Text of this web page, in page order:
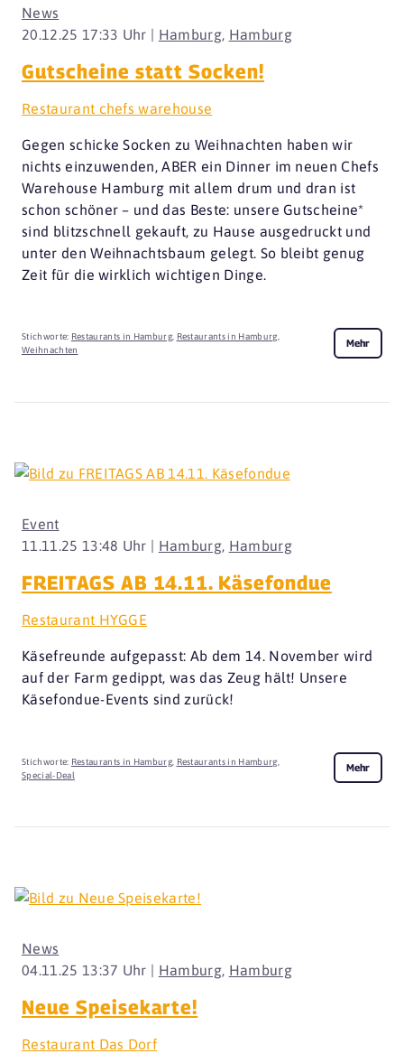
20.12.25 17:33 Uhr | Hamburg, Hamburg
News
Gutscheine statt Socken!
Restaurant chefs warehouse
Gegen schicke Socken zu Weihnachten haben wir
nichts einzuwenden, ABER ein Dinner im neuen Chefs
Warehouse Hamburg mit allem drum und dran ist
schon schöner – und das Beste: unsere Gutscheine*
sind blitzschnell gekauft, zu Hause ausgedruckt und
unter den Weihnachtsbaum gelegt. So bleibt genug
Zeit für die wirklich wichtigen Dinge.
Stichworte: Restaurants in Hamburg, Restaurants in Hamburg,
Weihnachten
Mehr
11.11.25 13:48 Uhr | Hamburg, Hamburg
Event
FREITAGS AB 14.11. Käsefondue
Restaurant HYGGE
Käsefreunde aufgepasst: Ab dem 14. November wird
auf der Farm gedippt, was das Zeug hält! Unsere
Käsefondue-Events sind zurück!
Stichworte: Restaurants in Hamburg, Restaurants in Hamburg
Special-Deal
Mehr
04.11.25 13:37 Uhr | Hamburg, Hamburg
News
Neue Speisekarte!
Restaurant Das Dorf